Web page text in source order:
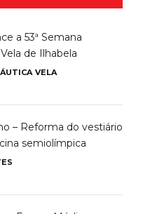
a 53ª Semana
de Ilhabela
VELA
– Reforma do vestiário
semiolímpica